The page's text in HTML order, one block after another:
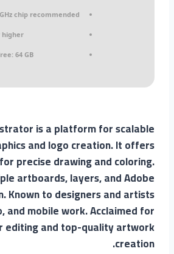
chip recommended
higher
64 GB
is a platform for scalable
and logo creation. It offers
precise drawing and coloring.
artboards, layers, and Adobe
Known to designers and artists
and mobile work. Acclaimed for
editing and top-quality artwork
creation.